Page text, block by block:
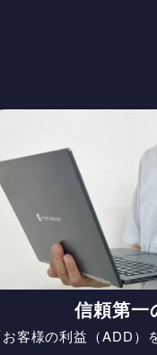
信頼第一
客様の利益（ADD）